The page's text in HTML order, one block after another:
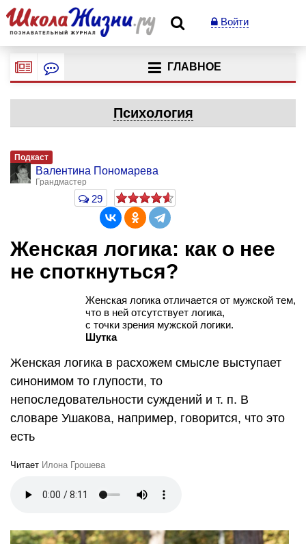
Войти
ГЛАВНОЕ
Психология
Подкаст
Валентина Пономарева
Грандмастер
29
Женская логика: как о нее
не споткнуться?
Женская логика отличается от мужской тем,
что в ней отсутствует логика,
с точки зрения мужской логики.
Шутка
Женская логика в расхожем смысле выступает
синонимом то глупости, то
непоследовательности суждений и т. п. В
словаре Ушакова, например, говорится, что это
есть
Читает Илона Грошева